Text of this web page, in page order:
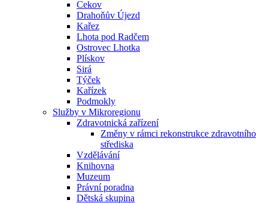
Cekov
Drahoňův Újezd
Kařez
Lhota pod Radčem
Ostrovec Lhotka
Plískov
Sirá
Týček
Kařízek
Podmokly
Služby v Mikroregionu
Zdravotnická zařízení
Změny v rámci rekonstrukce zdravotního
střediska
Vzdělávání
Knihovna
Muzeum
Právní poradna
Dětská skupina